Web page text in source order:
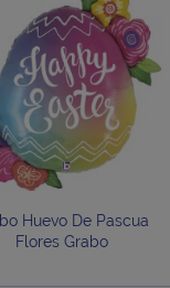
Huevo De Pascua
Flores Grabo